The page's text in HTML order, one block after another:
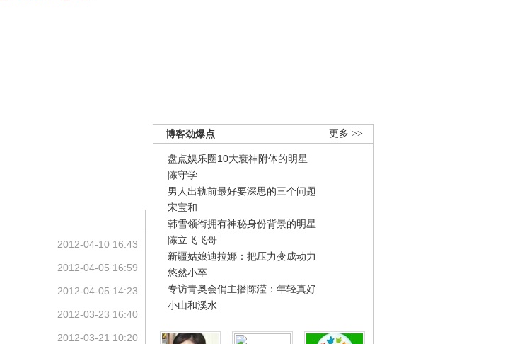
更多 >>
博客劲爆点
盘点娱乐圈10大衰神附体的明星
陈守学
男人出轨前最好要深思的三个问题
宋宝和
韩雪领衔拥有神秘身份背景的明星
陈立飞飞哥
新疆姑娘迪拉娜：把压力变成动力
悠然小卒
专访青奥会俏主播陈滢：年轻真好
小山和溪水
2012-04-10 16:43
2012-04-05 16:59
2012-04-05 14:23
2012-03-23 16:40
2012-03-21 10:20